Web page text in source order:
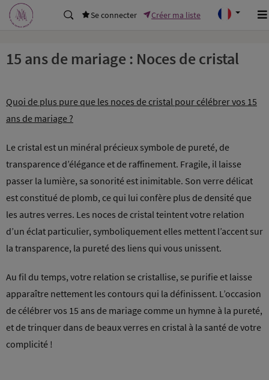
Se connecter Créer ma liste
15 ans de mariage : Noces de cristal
Quoi de plus pure que les noces de cristal pour célébrer vos 15
ans de mariage ?
Le cristal est un minéral précieux symbole de pureté, de
transparence d’élégance et de raffinement. Fragile, il laisse
passer la lumière, sa sonorité est inimitable. Son verre délicat
est constitué de plomb, ce qui lui confère plus de densité que
les autres verres. Les noces de cristal teintent votre relation
d’un éclat particulier, symboliquement elles mettent l’accent sur
la transparence, la pureté des liens qui vous unissent.
Au fil du temps, votre relation se cristallise, se purifie et laisse
apparaître nettement les contours qui la définissent. L’occasion
de célébrer vos 15 ans de mariage comme un hymne à la pureté,
et de trinquer dans de beaux verres en cristal à la santé de votre
complicité !